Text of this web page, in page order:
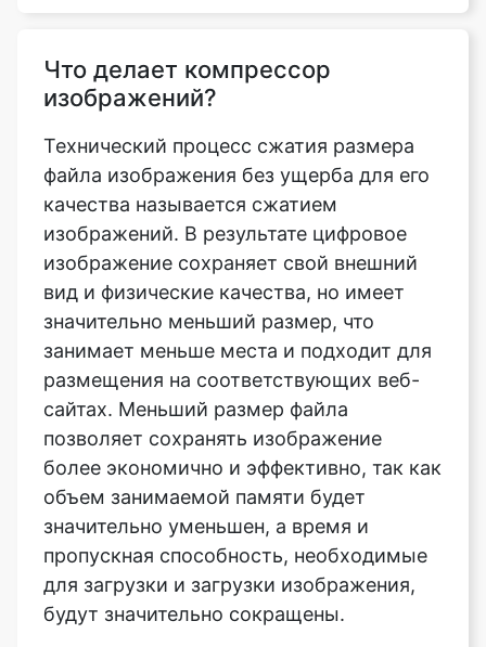
Технический процесс сжатия размера
файла изображения без ущерба для его
качества называется сжатием
изображений. В результате цифровое
изображение сохраняет свой внешний
вид и физические качества, но имеет
значительно меньший размер, что
занимает меньше места и подходит для
размещения на соответствующих веб-
сайтах. Меньший размер файла
позволяет сохранять изображение
более экономично и эффективно, так как
объем занимаемой памяти будет
значительно уменьшен, а время и
пропускная способность, необходимые
для загрузки и загрузки изображения,
будут значительно сокращены.
Какие существуют типы сжатия